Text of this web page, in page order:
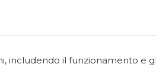
includendo il funzionamento e